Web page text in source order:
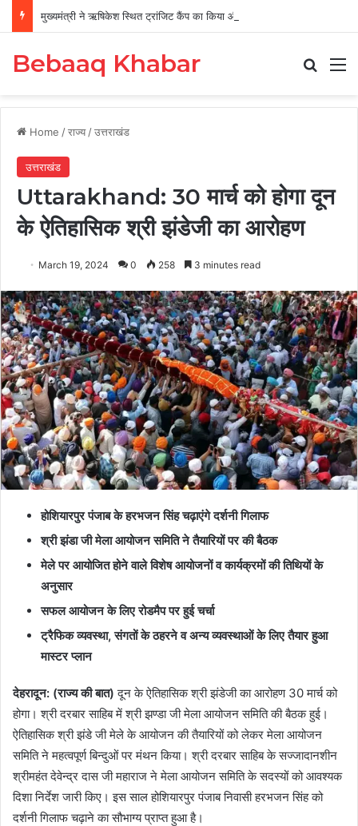
मुख्यमंत्री ने ऋषिकेश स्थित ट्रांजिट कैंप का किया औचक निरीक्षण
Bebaaq Khabar
Home /राज्य /उत्तराखंड
उत्तराखंड
Uttarakhand: 30 मार्च को होगा दून
के ऐतिहासिक श्री झंडेजी का आरोहण
March 19, 2024 0 258 3 minutes read
होशियारपुर पंजाब के हरभजन सिंह चढ़ाएंगे दर्शनी गिलाफ
श्री झंडा जी मेला आयोजन समिति ने तैयारियों पर की बैठक
मेले पर आयोजित होने वाले विशेष आयोजनों व कार्यक्रमों की तिथियों के
अनुसार
सफल आयोजन के लिए रोडमैप पर हुई चर्चा
ट्रैफिक व्यवस्था, संगतों के ठहरने व अन्य व्यवस्थाओं के लिए तैयार हुआ
मास्टर प्लान
देहरादून: (राज्य की बात) दून के ऐतिहासिक श्री झंडेजी का आरोहण 30 मार्च को
होगा। श्री दरबार साहिब में श्री झण्डा जी मेला आयोजन समिति की बैठक हुई।
ऐतिहासिक श्री झंडे जी मेले के आयोजन की तैयारियों को लेकर मेला आयोजन
समिति ने महत्वपूर्ण बिन्दुओं पर मंथन किया। श्री दरबार साहिब के सज्जादानशीन
श्रीमहंत देवेन्द्र दास जी महाराज ने मेला आयोजन समिति के सदस्यों को आवश्यक
दिशा निर्देश जारी किए। इस साल होशियारपुर पंजाब निवासी हरभजन सिंह को
दर्शनी गिलाफ चढ़ाने का सौभाग्य प्राप्त हुआ है।